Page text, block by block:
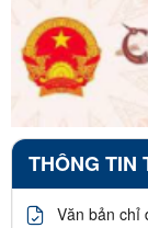
THÔNG TIN
Văn bản chỉ